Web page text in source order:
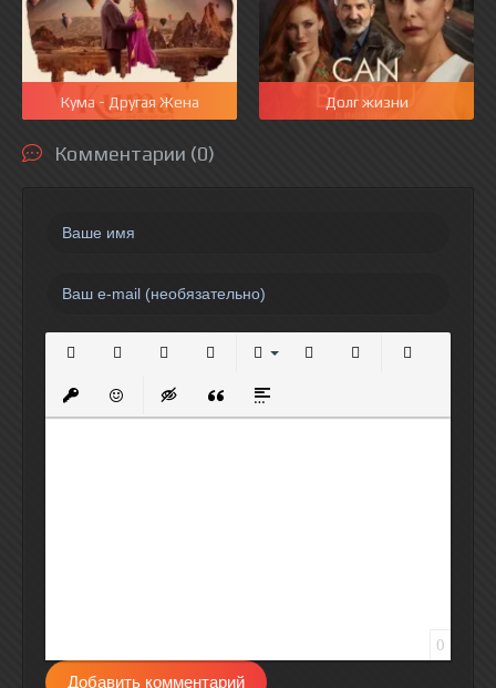
Кума - Другая Жена Долг жизни
Комментарии (0)
Вставить защищенную ссылку
Вставить смайлик
Вставка скрытого текста
Вставка цитаты
Вставка спойлера
0
Добавить комментарий